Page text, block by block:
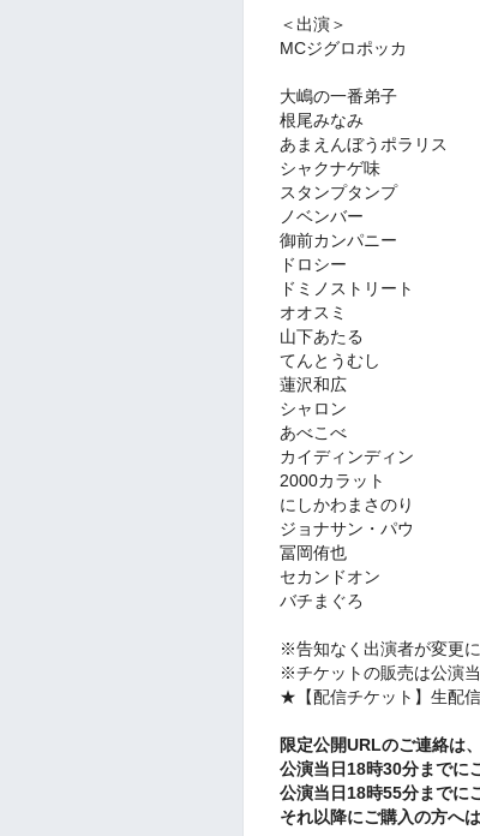
＜出演＞
MCジグロポッカ
大嶋の一番弟子
根尾みなみ
あまえんぼうポラリス
シャクナゲ味
スタンプタンプ
ノベンバー
御前カンパニー
ドロシー
ドミノストリート
オオスミ
山下あたる
てんとうむし
蓮沢和広
シャロン
あべこべ
カイディンディン
2000カラット
にしかわまさのり
ジョナサン・パウ
冨岡侑也
セカンドオン
バチまぐろ
※告知なく出演者が変更
※チケットの販売は公演
★ 【配信チケット】 生配
限定公開URLのご連絡は、
公演当日18時30分までに
公演当日18時55分までに
それ以降にご購入の方へは